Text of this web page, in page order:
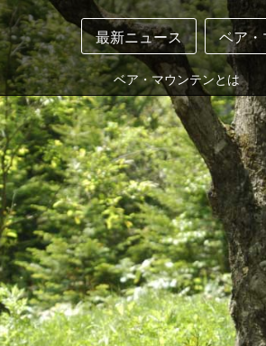
最新ニュース ベア
ベア・マウンテンとは